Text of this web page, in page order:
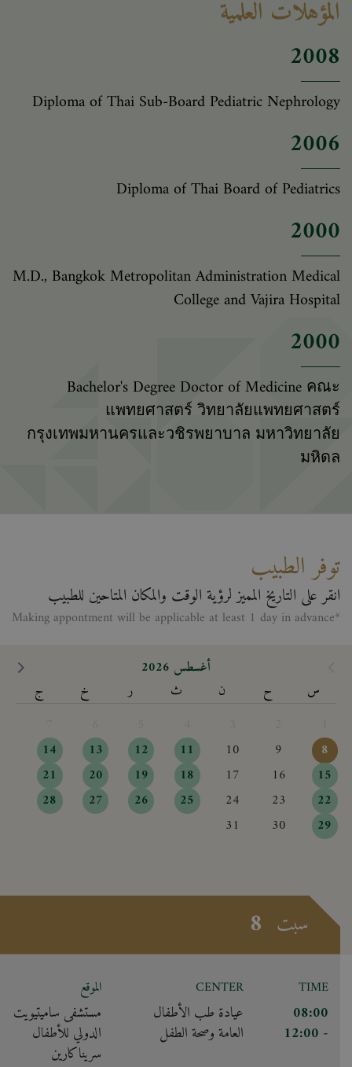
المؤهلات العلمية
2008
Diploma of Thai Sub-Board Pediatric Nephrology
2006
Diploma of Thai Board of Pediatrics
2000
M.D., Bangkok Metropolitan Administration Medical
College and Vajira Hospital
2000
Bachelor's Degree Doctor of Medicine คณะ
แพทยศาสตร์ วิทยาลัยแพทยศาสตร์
กรุงเทพมหานครและวชิรพยาบาล มหาวิทยาลัย
มหิดล
توفر الطبيب
انقر على التاريخ المميز لرؤية الوقت والمكان المتاحين للطبيب
*Making appontment will be applicable at least 1 day in advance
أغسطس 2026
س
ح ن ث ر خ
ج
8
9
10
11
12
13
14
15
16
17
18
19
20
21
22
23
24
25
26
27
28
29
30
31
سبت 8
TIME
CENTER الموقع
08:00
- 12:00
عيادة طب الأطفال
العامة وصحة الطفل
مستشفى ساميتيويت
الدولي للأطفال
سريناكارين